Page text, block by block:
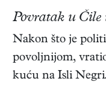
Povratak u Čile
Nakon što je
povoljnijom,
kuću na Isli